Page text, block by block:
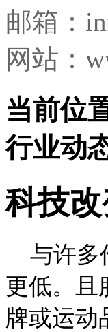
邮箱：
网站：
当前位
行业动
科技
与许多
更低。且
牌或运动